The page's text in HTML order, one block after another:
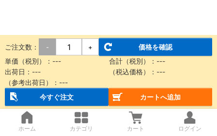
ご注文数： - +
価格を確認
単価（税別）： --- 合計（税別）： ---
出荷日： --- （税込価格）： ---
（参考出荷日）： ---
今すぐ注文
カートへ追加
ホーム カテゴリ カート ログイン